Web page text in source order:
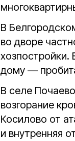
В
во дворе
хозпостройки.
дому —
В селе
возгорание
Косилово от
и внутренняя